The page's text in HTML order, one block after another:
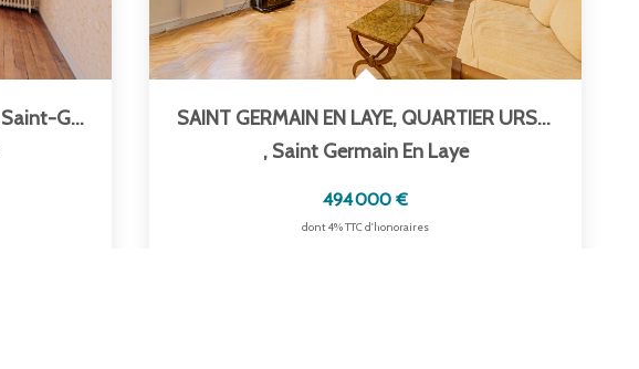
Appartement 3 Pièces À Vendre À Saint-Germain-En-Laye -...
SAINT GERMAIN EN LAYE, QUARTIER URSULINES
, Saint Germain En Laye
494 000 €
dont 4% TTC d'honoraires